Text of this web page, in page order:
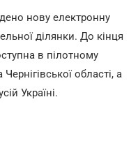
нову електронну
ділянки. До кінця
в пілотному
області, а
Україні.